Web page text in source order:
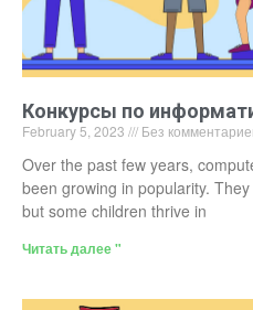
Конкурсы по
February 5, 2023 Без
Over the past few years,
been growing in popularity.
but some children thrive in
Читать далее "